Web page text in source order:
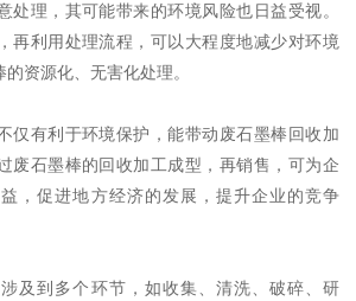
处理，其可能带来的环境风险也日益受视。
再利用处理流程，可以大程度地减少对环境
资源化、无害化处理。
仅有利于环境保护，能带动废石墨棒回收加
废石墨棒的回收加工成型，再销售，可为企
，促进地方经济的发展，提升企业的竞争
及到多个环节，如收集、清洗、破碎、研